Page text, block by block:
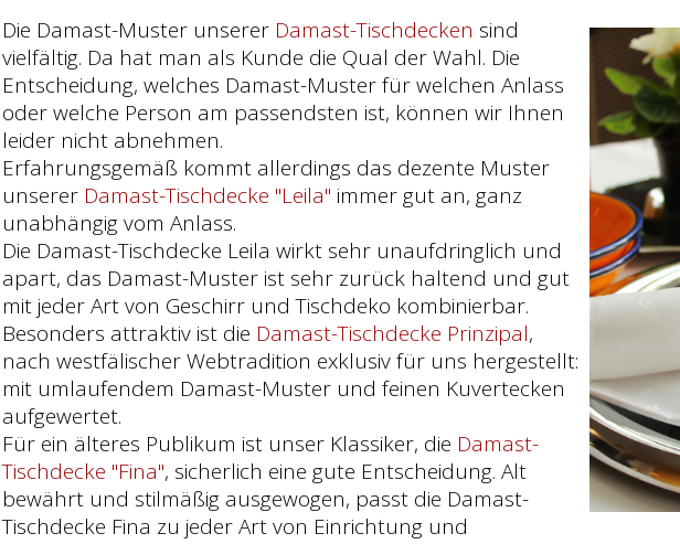
Die Damast-Muster unserer Damast-Tischdecken sind
vielfältig. Da hat man als Kunde die Qual der Wahl. Die
Entscheidung, welches Damast-Muster für welchen Anlass
oder welche Person am passendsten ist, können wir Ihnen
leider nicht abnehmen.
Erfahrungsgemäß kommt allerdings das dezente Muster
unserer Damast-Tischdecke "Leila" immer gut an, ganz
unabhängig vom Anlass.
Die Damast-Tischdecke Leila wirkt sehr unaufdringlich und
apart, das Damast-Muster ist sehr zurück haltend und gut
mit jeder Art von Geschirr und Tischdeko kombinierbar.
Besonders attraktiv ist die Damast-Tischdecke Prinzipal,
nach westfälischer Webtradition exklusiv für uns hergestellt:
mit umlaufendem Damast-Muster und feinen Kuvertecken
aufgewertet.
Für ein älteres Publikum ist unser Klassiker, die Damast-
Tischdecke "Fina", sicherlich eine gute Entscheidung. Alt
bewährt und stilmäßig ausgewogen, passt die Damast-
Tischdecke Fina zu jeder Art von Einrichtung und